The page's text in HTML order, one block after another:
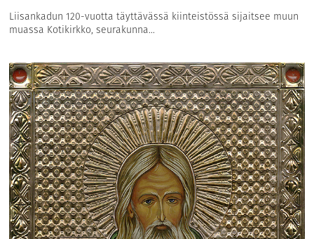
Liisankadun 120-vuotta täyttävässä kiinteistössä sijaitsee muun
muassa Kotikirkko, seurakunna...